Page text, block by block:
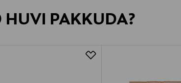
HUVI PAKKUDA?